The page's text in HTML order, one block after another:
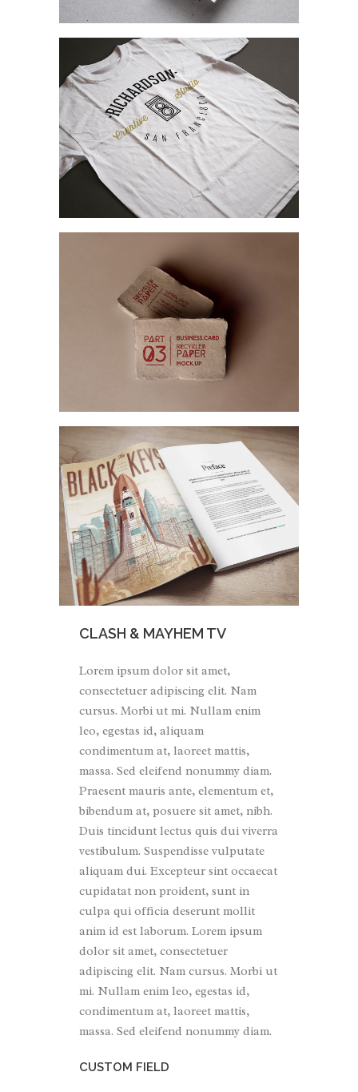
CLASH & MAYHEM TV
Lorem ipsum dolor sit amet,
consectetuer adipiscing elit. Nam
cursus. Morbi ut mi. Nullam enim
leo, egestas id, aliquam
condimentum at, laoreet mattis,
massa. Sed eleifend nonummy diam.
Praesent mauris ante, elementum et,
bibendum at, posuere sit amet, nibh.
Duis tincidunt lectus quis dui viverra
vestibulum. Suspendisse vulputate
aliquam dui. Excepteur sint occaecat
cupidatat non proident, sunt in
culpa qui officia deserunt mollit
anim id est laborum. Lorem ipsum
dolor sit amet, consectetuer
adipiscing elit. Nam cursus. Morbi ut
mi. Nullam enim leo, egestas id,
condimentum at, laoreet mattis,
massa. Sed eleifend nonummy diam.
CUSTOM FIELD